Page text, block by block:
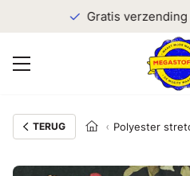
Gratis
TERUG Polyester